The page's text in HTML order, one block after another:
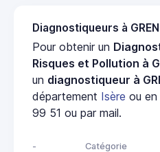
Diagnostiqueurs à
Pour obtenir un
Risques et Pollution à
un diagnostiqueur à
département Isère ou
99 51 ou par mail.
- Catégorie